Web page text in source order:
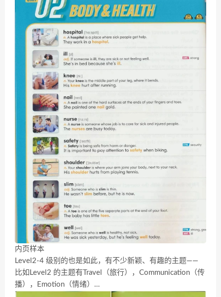
内页样本
Level2-4 级别的也是如此，有不少新颖、有趣的主题——
比如Level2 的主题有Travel（旅行），Communication（传
播），Emotion（情绪）…